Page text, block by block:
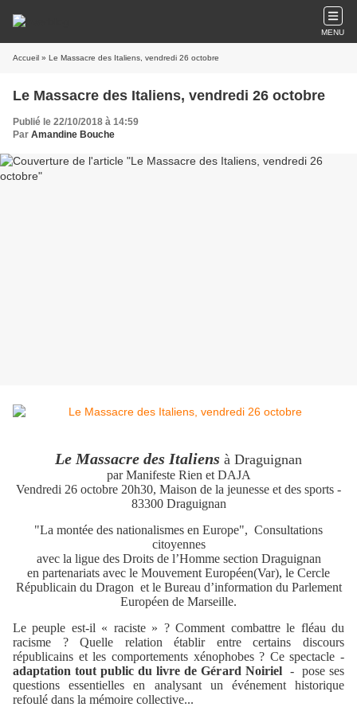
MENU
Accueil » Le Massacre des Italiens, vendredi 26 octobre
Le Massacre des Italiens, vendredi 26 octobre
Publié le 22/10/2018 à 14:59
Par Amandine Bouche
Le Massacre des Italiens à Draguignan
par Manifeste Rien et DAJA
Vendredi 26 octobre 20h30, Maison de la jeunesse et des sports -
83300 Draguignan
"La montée des nationalismes en Europe", Consultations
citoyennes
avec la ligue des Droits de l’Homme section Draguignan
en partenariats avec le Mouvement Européen(Var), le Cercle
Républicain du Dragon et le Bureau d’information du Parlement
Européen de Marseille.
Le peuple est-il « raciste » ? Comment combattre le fléau du
racisme ? Quelle relation établir entre certains discours
républicains et les comportements xénophobes ? Ce spectacle -
adaptation tout public du livre de Gérard Noiriel- pose ses
questions essentielles en analysant un événement historique
refoulé dans la mémoire collective...